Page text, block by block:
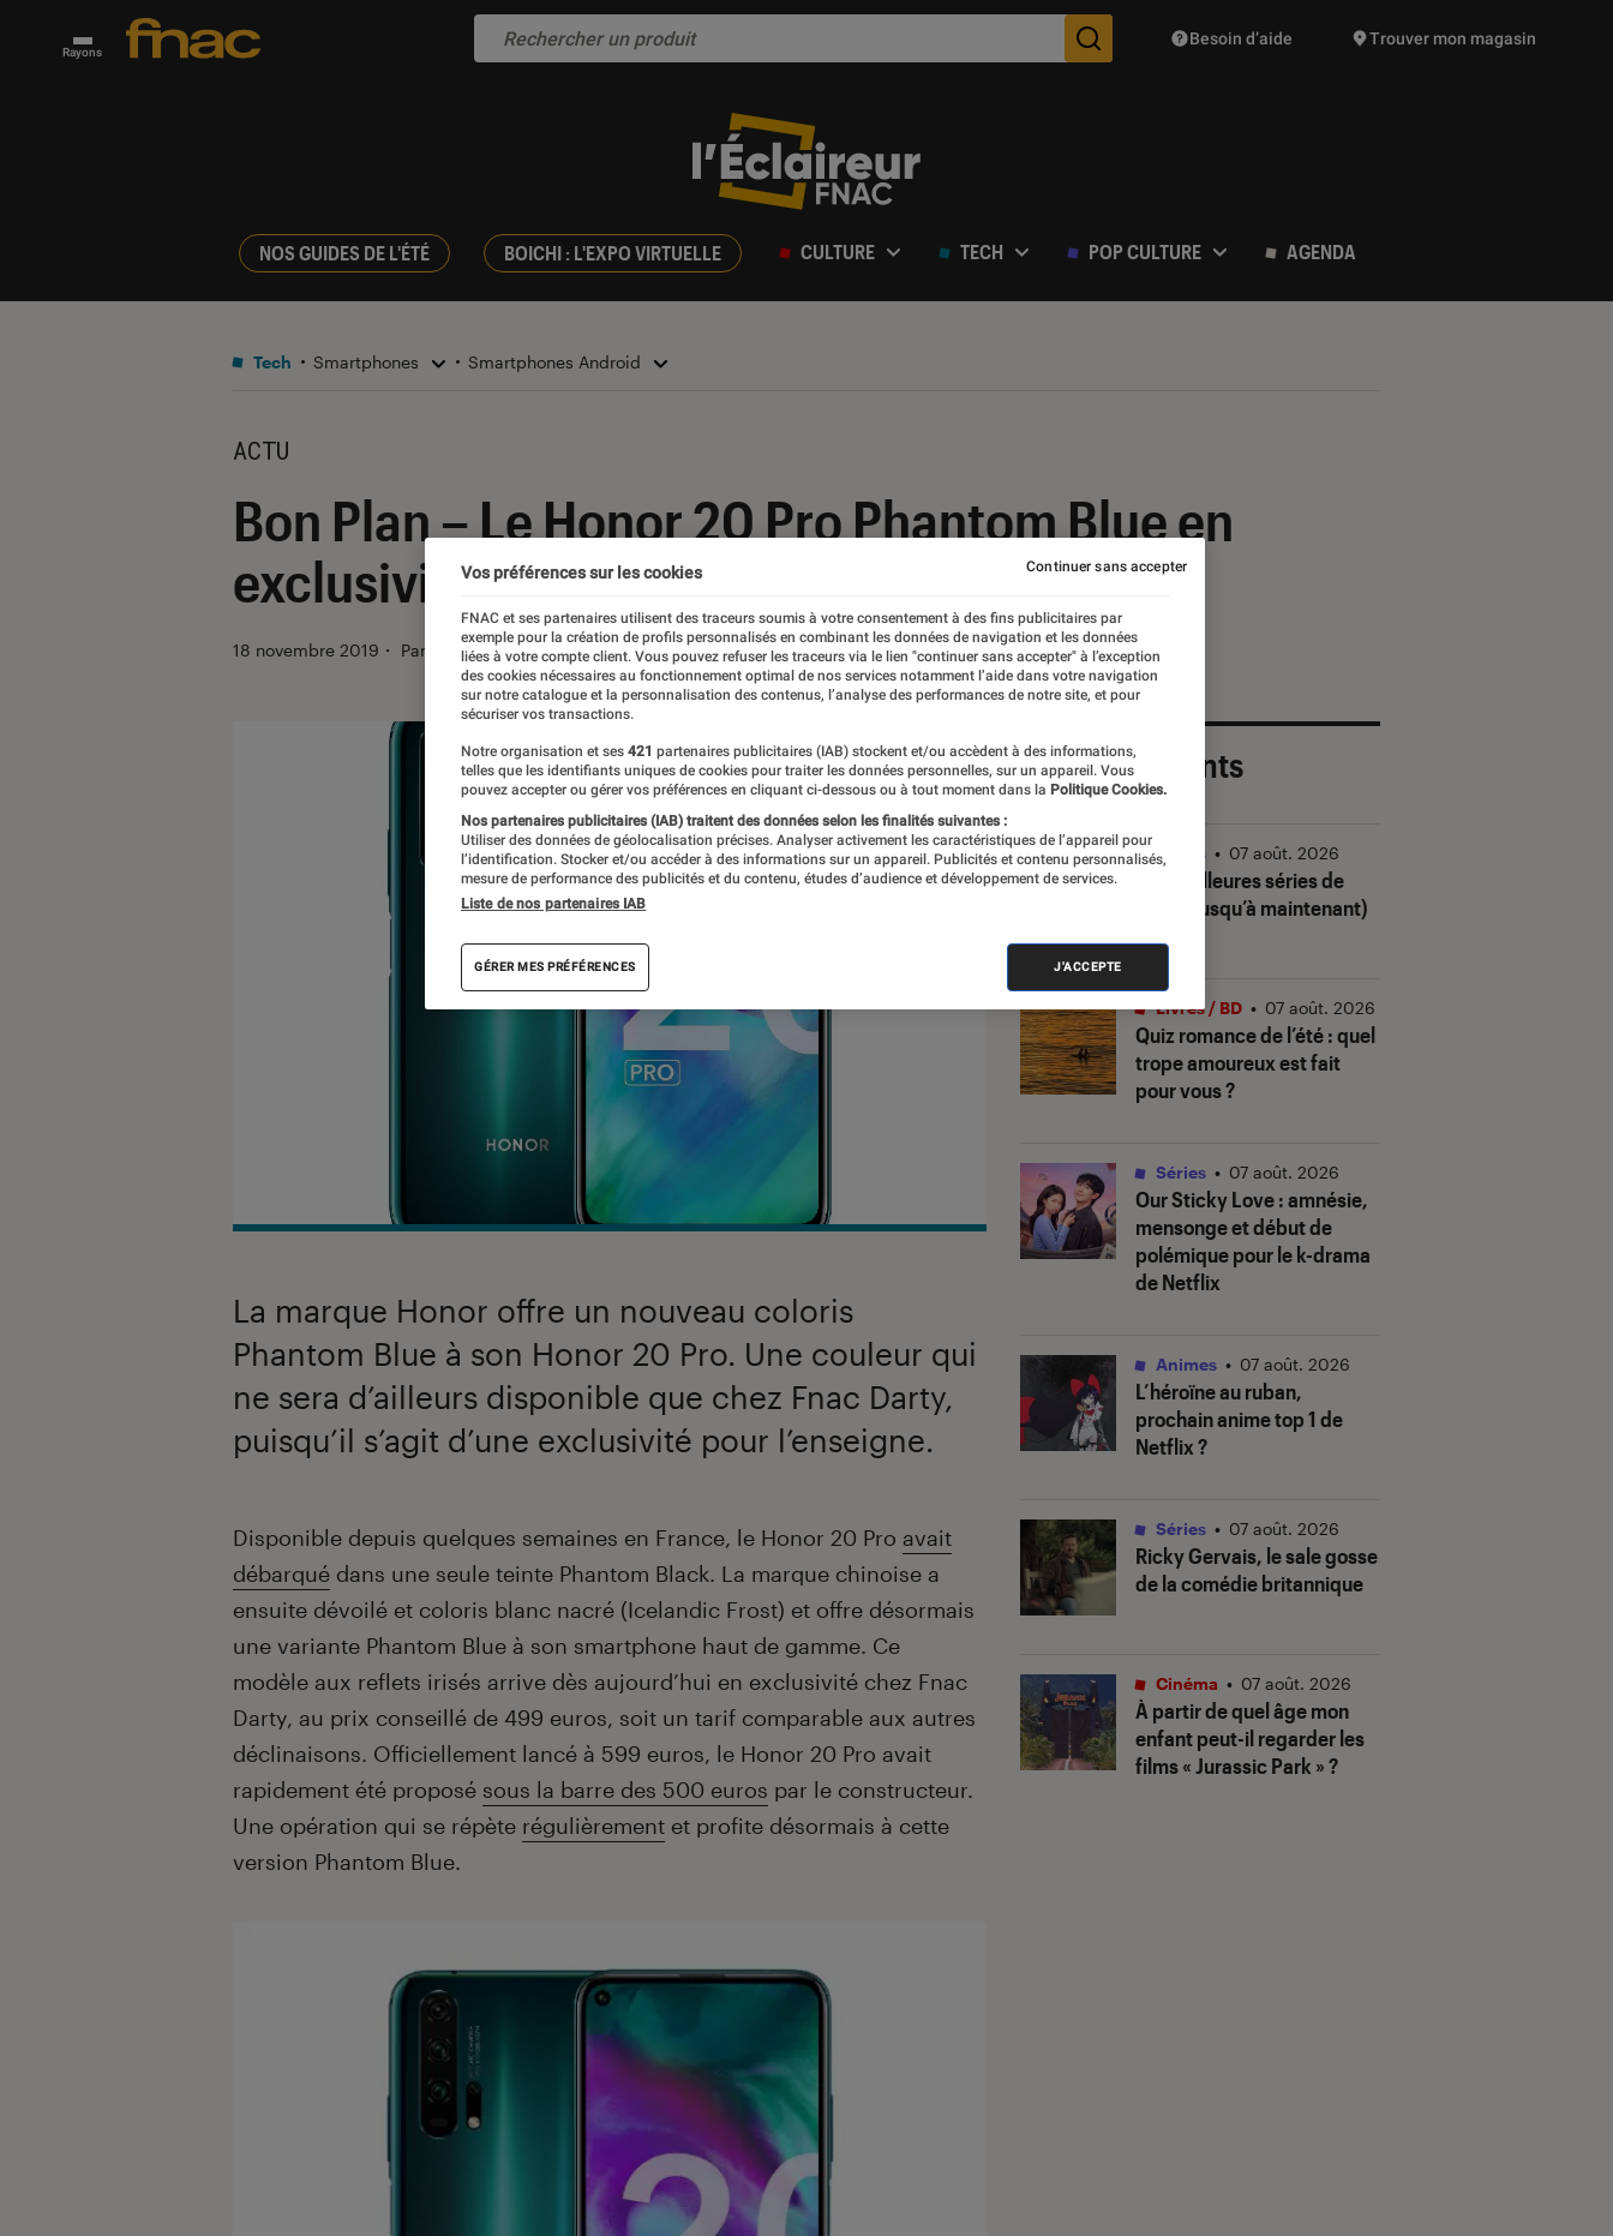
Rayons Des suggestions de produits vont vous être proposées
Besoin d’aide Trouver mon magasin
NOS GUIDES DE L'ÉTÉ BOICHI : L'EXPO VIRTUELLE CULTURE TECH POP CULTURE AGENDA
Tech Smartphones Smartphones Android
ACTU
Bon Plan – Le Honor 20 Pro Phantom Blue en
exclusivité chez Fnac Darty
18 novembre 2019 ・ Par Thomas Estimbre
La marque Honor offre un nouveau coloris
Phantom Blue à son Honor 20 Pro. Une couleur qui
ne sera d’ailleurs disponible que chez Fnac Darty,
puisqu’il s’agit d’une exclusivité pour l’enseigne.
Introduction
Disponible depuis quelques semaines en France, le Honor 20 Pro avait
débarqué dans une seule teinte Phantom Black. La marque chinoise a
ensuite dévoilé et coloris blanc nacré (Icelandic Frost) et offre désormais
une variante Phantom Blue à son smartphone haut de gamme. Ce
modèle aux reflets irisés arrive dès aujourd’hui en exclusivité chez Fnac
Darty, au prix conseillé de 499 euros, soit un tarif comparable aux autres
déclinaisons. Officiellement lancé à 599 euros, le Honor 20 Pro avait
rapidement été proposé sous la barre des 500 euros par le constructeur.
Une opération qui se répète régulièrement et profite désormais à cette
version Phantom Blue.
Les plus récents
Les meilleures séries de
2026 (jusqu’à maintenant)
Séries • 07 août. 2026
Quiz romance de l’été : quel
trope amoureux est fait
pour vous ?
Livres / BD • 07 août. 2026
Our Sticky Love: amnésie,
mensonge et début de
polémique pour le k-drama
de Netflix
Séries • 07 août. 2026
L’héroïne au ruban,
prochain anime top 1 de
Netflix ?
Animes • 07 août. 2026
Ricky Gervais, le sale gosse
de la comédie britannique
Séries • 07 août. 2026
À partir de quel âge mon
enfant peut-il regarder les
films « Jurassic Park » ?
Cinéma • 07 août. 2026
Vos préférences sur les cookies
FNAC et ses partenaires utilisent des traceurs soumis à votre consentement à des fins publicitaires par
exemple pour la création de profils personnalisés en combinant les données de navigation et les données
liées à votre compte client. Vous pouvez refuser les traceurs via le lien "continuer sans accepter" à l’exception
des cookies nécessaires au fonctionnement optimal de nos services notamment l’aide dans votre navigation
sur notre catalogue et la personnalisation des contenus, l’analyse des performances de notre site, et pour
sécuriser vos transactions.
Notre organisation et ses 421 partenaires publicitaires (IAB) stockent et/ou accèdent à des informations,
telles que les identifiants uniques de cookies pour traiter les données personnelles, sur un appareil. Vous
pouvez accepter ou gérer vos préférences en cliquant ci-dessous ou à tout moment dans la Politique Cookies.
Nos partenaires publicitaires (IAB) traitent des données selon les finalités suivantes :
Utiliser des données de géolocalisation précises. Analyser activement les caractéristiques de l’appareil pour
l’identification. Stocker et/ou accéder à des informations sur un appareil. Publicités et contenu personnalisés,
mesure de performance des publicités et du contenu, études d’audience et développement de services.
Liste de nos partenaires IAB
GÉRER MES PRÉFÉRENCES J'ACCEPTE
Continuer sans accepter